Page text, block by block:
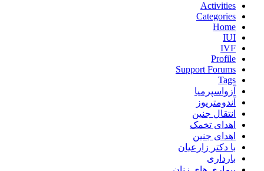
Activities
Categories
Home
IUI
IVF
Profile
Support Forums
Tags
آزواسپرمیا
آندومتریوز
انتقال جنین
اهدای تخمک
اهدای جنین
با دکتر زارعیان
بارداری